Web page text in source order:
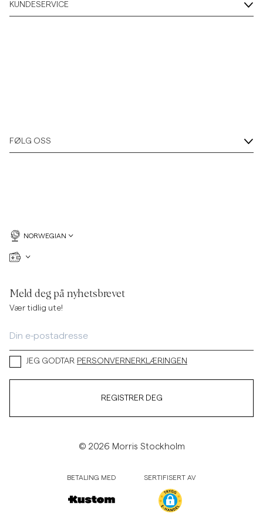
KUNDESERVICE
FØLG OSS
NORWEGIAN
Meld deg på nyhetsbrevet
Vær tidlig ute!
JEG GODTAR PERSONVERNERKLÆRINGEN
REGISTRER DEG
© 2026 Morris Stockholm
BETALING MED SERTIFISERT AV